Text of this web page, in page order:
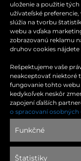
uloženie a použitie
užívateľské
slúžia na tvorbu
webu a vďaka
zobrazovanú reklamu
druhov cookies
Rešpektujeme vaše
neakceptovať niektoré
fungovanie tohto webu
kedykoľvek neskôr
zapojení ďalších
o spracovaní osobných
Funkčné
Štatistiky
KONTAKT
Moldavská cesta